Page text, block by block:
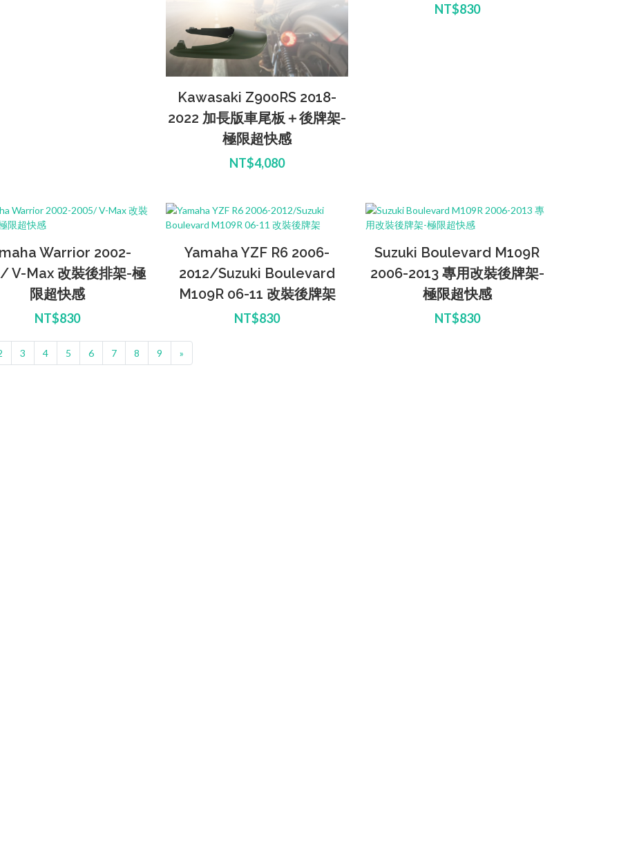
Kawasaki Z900RS 2018-
2022 加長版車尾板＋後牌架-
極限超快感
NT$4,080
NT$830
Warrior 2002-
V-Max 改裝後排架-極
限超快感
NT$830
Yamaha YZF R6 2006-
2012/Suzuki Boulevard
M109R 06-11 改裝後牌架
NT$830
Suzuki Boulevard M109R
2006-2013 專用改裝後牌架-
極限超快感
NT$830
3 4 5 6 7 8 9 »